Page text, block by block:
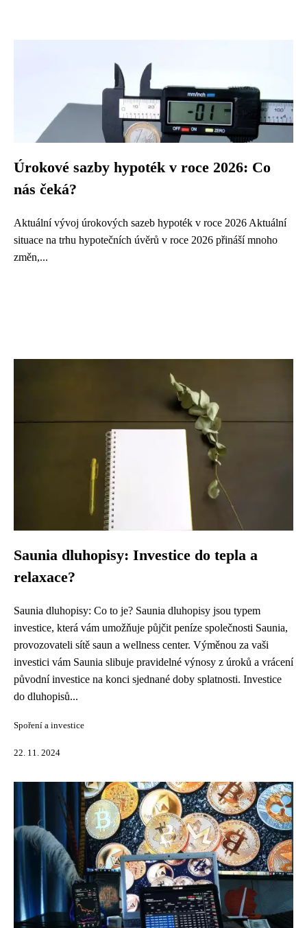
Úrokové sazby hypoték v roce 2026: Co
nás čeká?
Aktuální vývoj úrokových sazeb hypoték v roce 2026 Aktuální
situace na trhu hypotečních úvěrů v roce 2026 přináší mnoho
změn,...
Saunia dluhopisy: Investice do tepla a
relaxace?
Saunia dluhopisy: Co to je? Saunia dluhopisy jsou typem
investice, která vám umožňuje půjčit peníze společnosti Saunia,
provozovateli sítě saun a wellness center. Výměnou za vaši
investici vám Saunia slibuje pravidelné výnosy z úroků a vrácení
původní investice na konci sjednané doby splatnosti. Investice
do dluhopisů...
Spoření a investice
22. 11. 2024